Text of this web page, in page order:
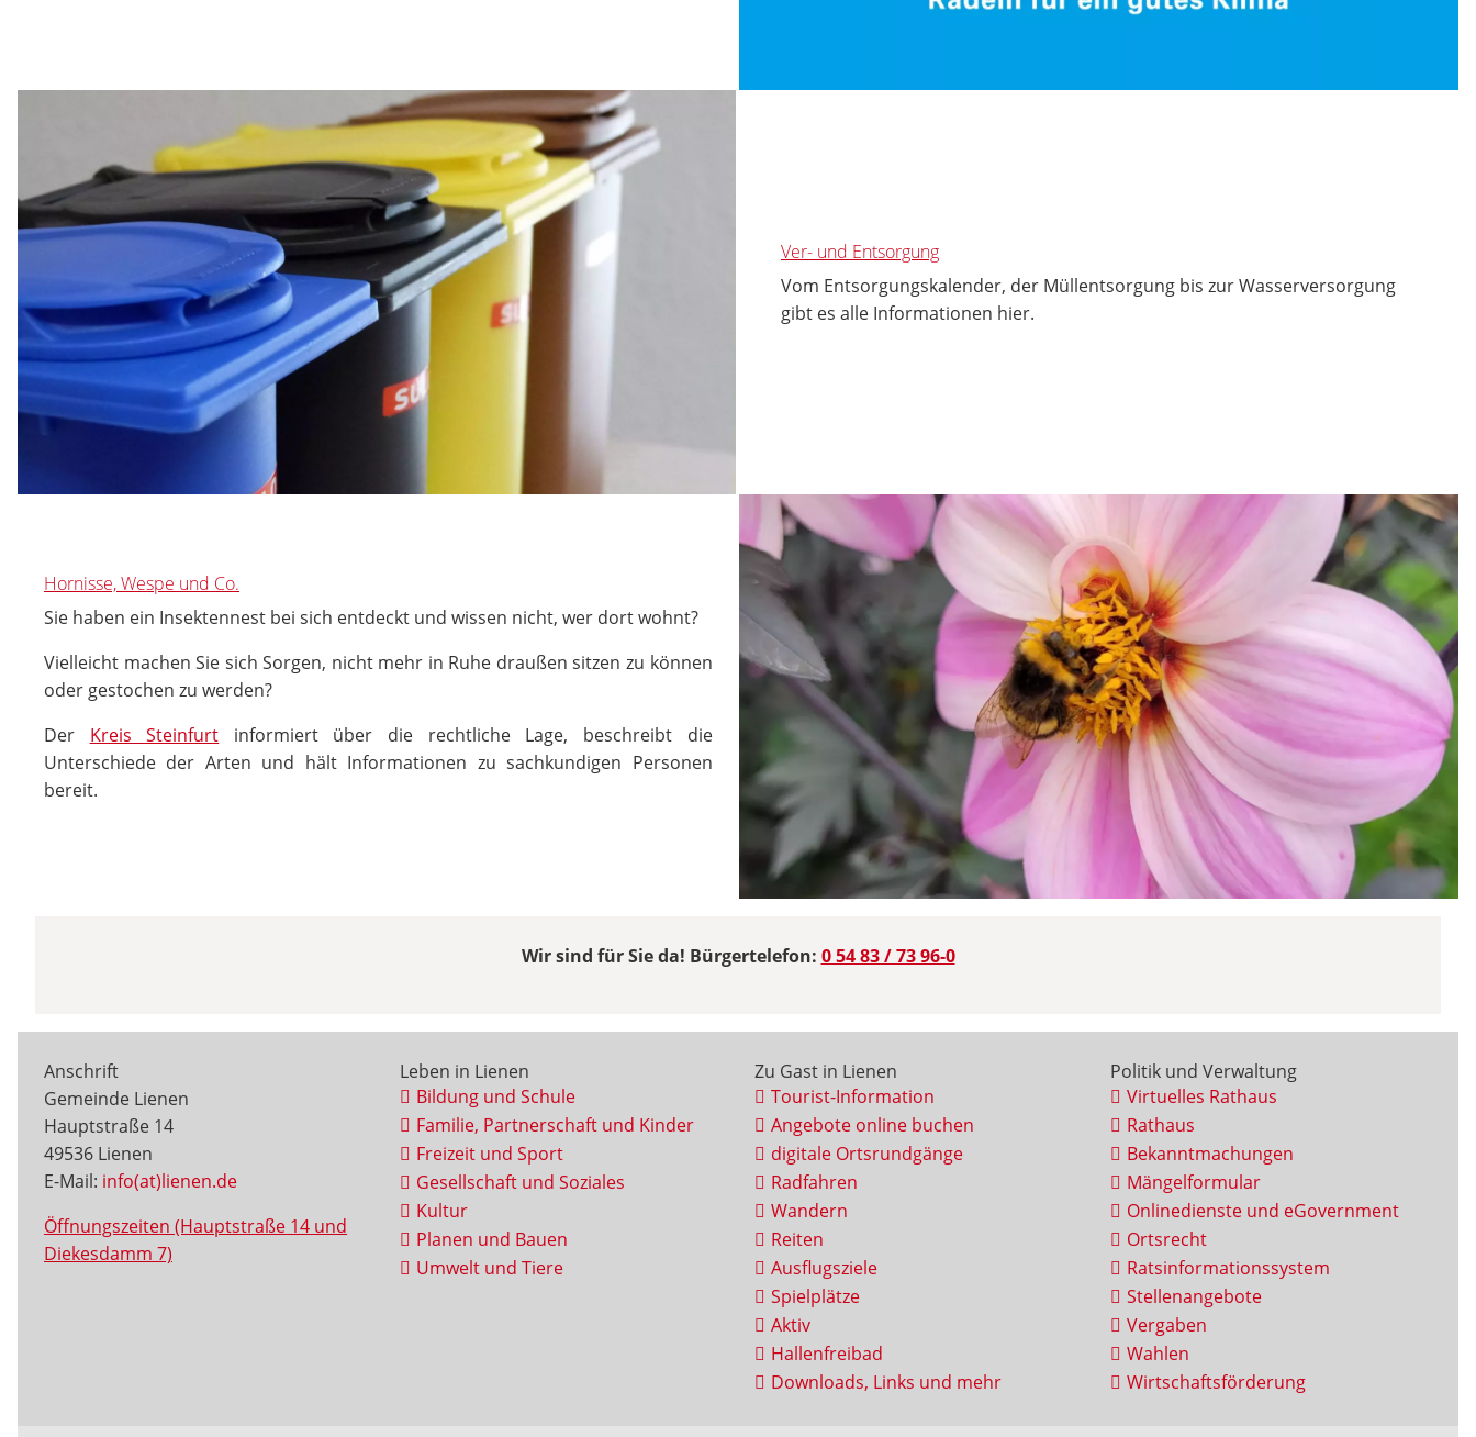
Ver- und Entsorgung
Vom Entsorgungskalender, der Müllentsorgung bis zur Wasserversorgung
gibt es alle Informationen hier.
Hornisse, Wespe und Co.
Sie haben ein Insektennest bei sich entdeckt und wissen nicht, wer dort wohnt?
Vielleicht machen Sie sich Sorgen, nicht mehr in Ruhe draußen sitzen zu können
oder gestochen zu werden?
Der Kreis Steinfurt informiert über die rechtliche Lage, beschreibt die
Unterschiede der Arten und hält Informationen zu sachkundigen Personen
bereit.
Wir sind für Sie da! Bürgertelefon: 0 54 83 / 73 96-0
Anschrift
Gemeinde Lienen
Hauptstraße 14
49536 Lienen
E-Mail: info(at)lienen.de
Öffnungszeiten (Hauptstraße 14 und
Diekesdamm 7)
Leben in Lienen
Bildung und Schule
Familie, Partnerschaft und Kinder
Freizeit und Sport
Gesellschaft und Soziales
Kultur
Planen und Bauen
Umwelt und Tiere
Zu Gast in Lienen
Tourist-Information
Angebote online buchen
digitale Ortsrundgänge
Radfahren
Wandern
Reiten
Ausflugsziele
Spielplätze
Aktiv
Hallenfreibad
Downloads, Links und mehr
Politik und Verwaltung
Virtuelles Rathaus
Rathaus
Bekanntmachungen
Mängelformular
Onlinedienste und eGovernment
Ortsrecht
Ratsinformationssystem
Stellenangebote
Vergaben
Wahlen
Wirtschaftsförderung